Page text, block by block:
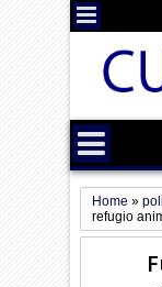
Home »
refugio